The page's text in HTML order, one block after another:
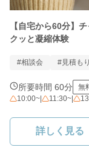
【自宅から60分】
クッと凝縮体験
#相談会 #見積も
所要時間 60分
無
10:00~
11:30~
詳しく見る